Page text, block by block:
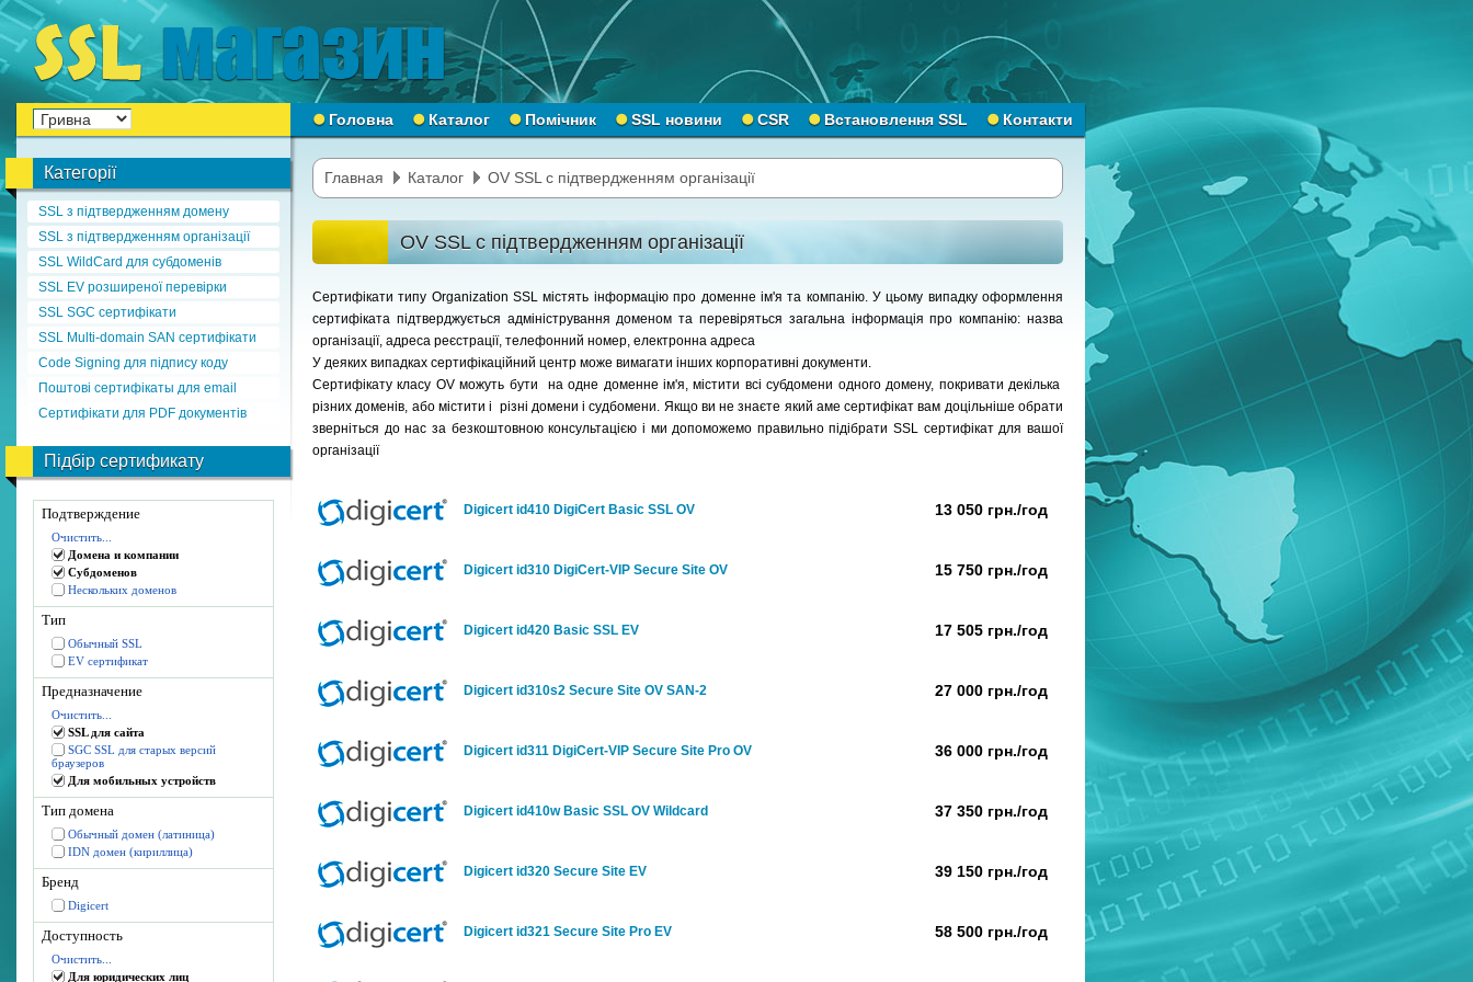
Головна Каталог Помічник SSL новини CSR Встановлення SSL Контакти
Категорії
SSL з підтвердженням домену
SSL з підтвердженням організації
SSL WildCard для субдоменів
SSL EV розширеної перевірки
SSL SGC сертифікати
SSL Multi-domain SAN сертифікати
Code Signing для підпису коду
Поштові сертифікаты для email
Сертифікати для PDF документів
Підбір сертификату
Подтверждение
Очистить...
Домена и компании
Субдоменов
Нескольких доменов
Тип
Обычный SSL
EV сертификат
Предназначение
Очистить...
SSL для сайта
SGC SSL для старых версий
браузеров
Для мобильных устройств
Тип домена
Обычный домен (латиница)
IDN домен (кириллица)
Бренд
Digicert
Доступность
Очистить...
Для юридических лиц
Главная Каталог OV SSL с підтвердженням організації
OV SSL с підтвердженням організації
Сертифікати типу Organization SSL містять інформацію про доменне ім'я та компанію. У цьому випадку оформлення
сертифіката підтверджується адміністрування доменом та перевіряться загальна інформація про компанію: назва
організації, адреса реєстрації, телефонний номер, електронна адреса
У деяких випадках сертифікаційний центр може вимагати інших корпоративні документи.
Сертифікату класу OV можуть бути на одне доменне ім'я, містити всі субдомени одного домену, покривати декілька
різних доменів, або містити і різні домени і судбомени. Якщо ви не знаєте який аме сертифікат вам доцільніше обрати
зверніться до нас за безкоштовною консультацією і ми допоможемо правильно підібрати SSL сертифікат для вашої
організації
Digicert id410 DigiCert Basic SSL OV 13 050 грн./год
Digicert id310 DigiCert-VIP Secure Site OV 15 750 грн./год
Digicert id420 Basic SSL EV 17 505 грн./год
Digicert id310s2 Secure Site OV SAN-2 27 000 грн./год
Digicert id311 DigiCert-VIP Secure Site Pro OV 36 000 грн./год
Digicert id410w Basic SSL OV Wildcard 37 350 грн./год
Digicert id320 Secure Site EV 39 150 грн./год
Digicert id321 Secure Site Pro EV 58 500 грн./год